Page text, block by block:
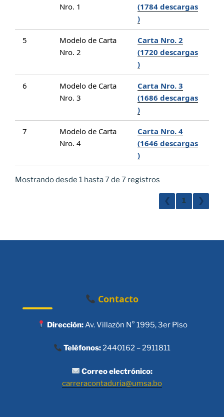
Nro. 1
(1784 descargas
)
5
Modelo de Carta
Nro. 2
Carta Nro. 2
(1720 descargas
)
6
Modelo de Carta
Nro. 3
Carta Nro. 3
(1686 descargas
)
7
Modelo de Carta
Nro. 4
Carta Nro. 4
(1646 descargas
)
Mostrando desde 1 hasta 7 de 7 registros
❮ 1 ❯
Contacto
Dirección:Av. Villazón N° 1995, 3er Piso
Teléfonos:2440162 – 2911811
Correo electrónico:
carreracontaduria@umsa.bo